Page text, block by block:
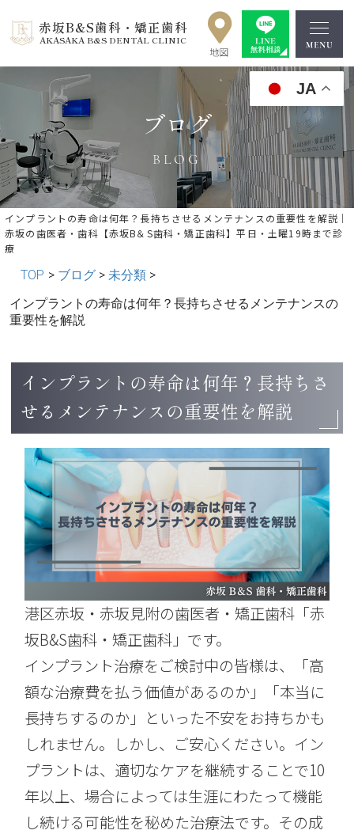
赤坂B&S歯科・矯正歯科
AKASAKA B&S DENTAL CLINIC
JA
ブログ
BLOG
インプラントの寿命は何年？長持ちさせるメンテナンスの重要性を解説｜
赤坂の歯医者・歯科【赤坂B＆S歯科・矯正歯科】平日・土曜19時まで診
療
TOP > ブログ > 未分類 >
インプラントの寿命は何年？長持ちさせるメンテナンスの
重要性を解説
« 前の記事へ
インプラントの寿命は何年？長持ちさ
せるメンテナンスの重要性を解説
港区赤坂・赤坂見附の歯医者・矯正歯科「赤
坂B&S歯科・矯正歯科」です。
インプラント治療をご検討中の皆様は、「高
額な治療費を払う価値があるのか」「本当に
長持ちするのか」といった不安をお持ちかも
しれません。しかし、ご安心ください。イン
プラントは、適切なケアを継続することで10
年以上、場合によっては生涯にわたって機能
し続ける可能性を秘めた治療法です。その成